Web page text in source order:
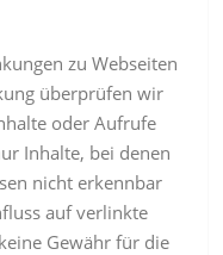
zu Webseiten
überprüfen wir
oder Aufrufe
Inhalte, bei denen
nicht erkennbar
auf verlinkte
Gewähr für die